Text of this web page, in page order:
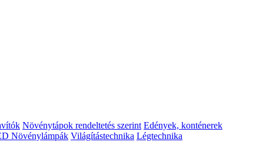
Növénytápok rendeltetés szerint Edények, konténerek
Növénylámpák Világítástechnika Légtechnika